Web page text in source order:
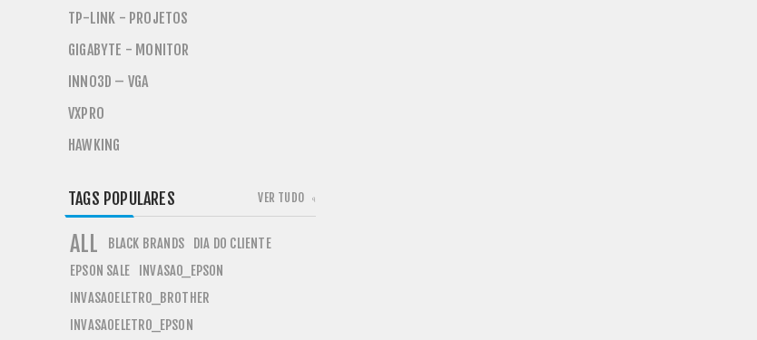
TP-LINK - PROJETOS
GIGABYTE - MONITOR
INNO3D – VGA
VXPRO
HAWKING
TAGS POPULARES
ALL BLACK BRANDS DIA DO CLIENTE
EPSON SALE INVASAO_EPSON
INVASAOELETRO_BROTHER
INVASAOELETRO_EPSON
VER TUDO